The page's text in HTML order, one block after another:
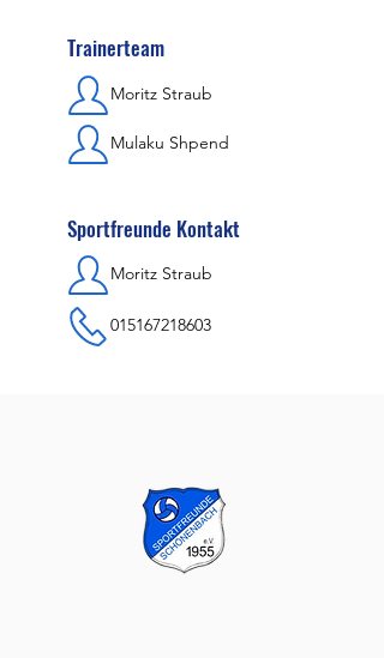
Trainerteam
Moritz Straub
Mulaku Shpend
Sportfreunde Kontakt
Moritz Straub
015167218603